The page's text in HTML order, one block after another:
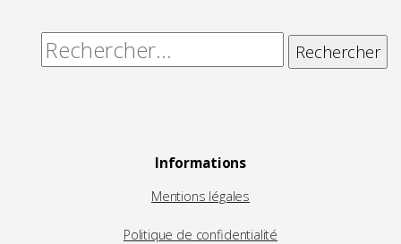
Rechercher :
Informations
Mentions légales
Politique de confidentialité